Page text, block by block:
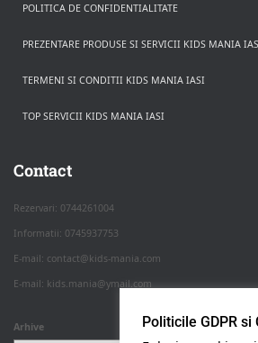
POLITICA DE CONFIDENTIALITATE
PREZENTARE PRODUSE SI SERVICII KIDS MANIA
TERMENI SI CONDITII KIDS MANIA IASI
TOP SERVICII KIDS MANIA IASI
Contact
Rezervari: 0744261004
Informatii: 0745937753
E-mail: contact@kids-mania.com
E-mail: kids.mania@ymail.com
Arhive Politicile GDPR si
Apasa pe o categorie ca sa vezi serviciile.
PETRECERI COPII